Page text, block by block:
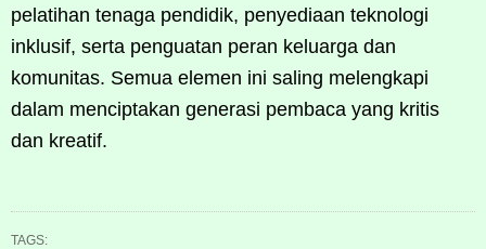
pelatihan tenaga pendidik, penyediaan teknologi
inklusif, serta penguatan peran keluarga dan
komunitas. Semua elemen ini saling melengkapi
dalam menciptakan generasi pembaca yang kritis
dan kreatif.
TAGS: